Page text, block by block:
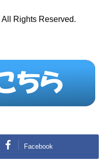
All Rights Reserved.
Facebook